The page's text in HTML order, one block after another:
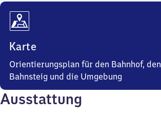
Karte
Orientierungsplan für den Bahnhof, den
Bahnsteig und die Umgebung
Ausstattung